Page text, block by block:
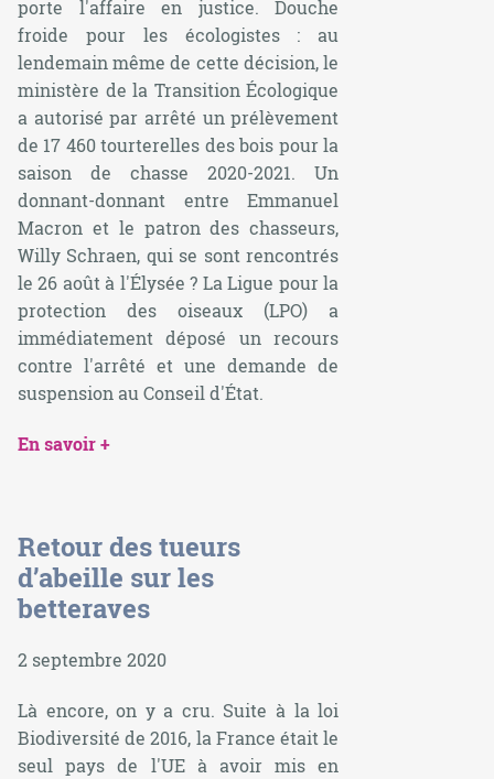
porte l'affaire en justice. Douche
froide pour les écologistes : au
lendemain même de cette décision, le
ministère de la Transition Écologique
a autorisé par arrêté un prélèvement
de 17 460 tourterelles des bois pour la
saison de chasse 2020-2021. Un
donnant-donnant entre Emmanuel
Macron et le patron des chasseurs,
Willy Schraen, qui se sont rencontrés
le 26 août à l'Élysée ? La Ligue pour la
protection des oiseaux (LPO) a
immédiatement déposé un recours
contre l'arrêté et une demande de
suspension au Conseil d'État.
En savoir +
Retour des tueurs
d’abeille sur les
betteraves
2 septembre 2020
Là encore, on y a cru. Suite à la loi
Biodiversité de 2016, la France était le
seul pays de l'UE à avoir mis en